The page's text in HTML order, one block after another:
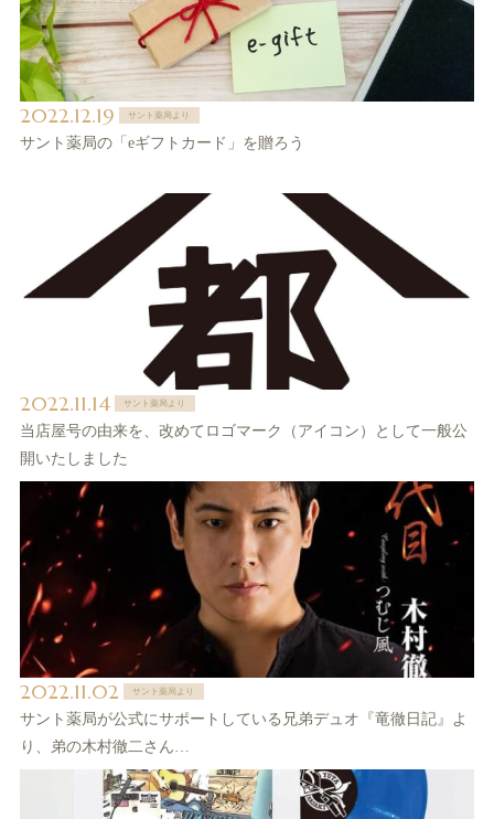
2022.12.19 サント薬局より
サント薬局の「eギフトカード」を贈ろう
2022.11.14 サント薬局より
当店屋号の由来を、改めてロゴマーク（アイコン）として一般公
開いたしました
2022.11.02 サント薬局より
サント薬局が公式にサポートしている兄弟デュオ『竜徹日記』よ
り、弟の木村徹二さん…